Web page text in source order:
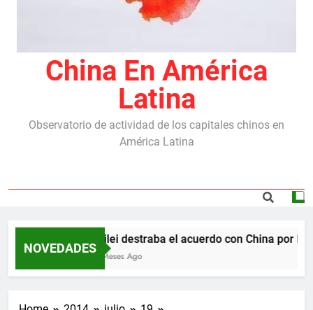
China En América
Latina
Observatorio de actividad de los capitales chinos en
América Latina
NOVEDADES
Milei destraba el acuerdo con China por las
5 Meses Ago